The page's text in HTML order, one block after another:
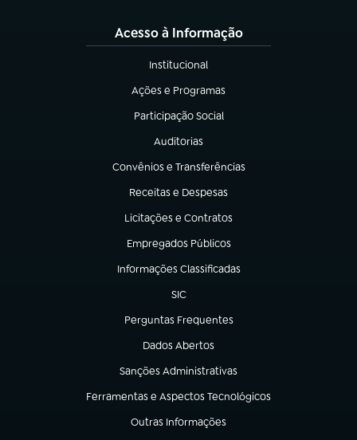
Acesso à Informação
Institucional
(abre em nova aba)
Ações e Programas
(abre em nova aba)
Participação Social
(abre em nova aba)
Auditorias
(abre em nova aba)
Convênios e Transferências
(abre em nova aba)
Receitas e Despesas
(abre em nova aba)
Licitações e Contratos
(abre em nova aba)
Empregados Públicos
(abre em nova aba)
Informações Classificadas
(abre em nova aba)
SIC
(abre em nova aba)
Perguntas Frequentes
(abre em nova aba)
Dados Abertos
(abre em nova aba)
Sanções Administrativas
(abre em nova aba)
Ferramentas e Aspectos Tecnológicos
(abre em nova aba)
Outras Informações
(abre em nova aba)